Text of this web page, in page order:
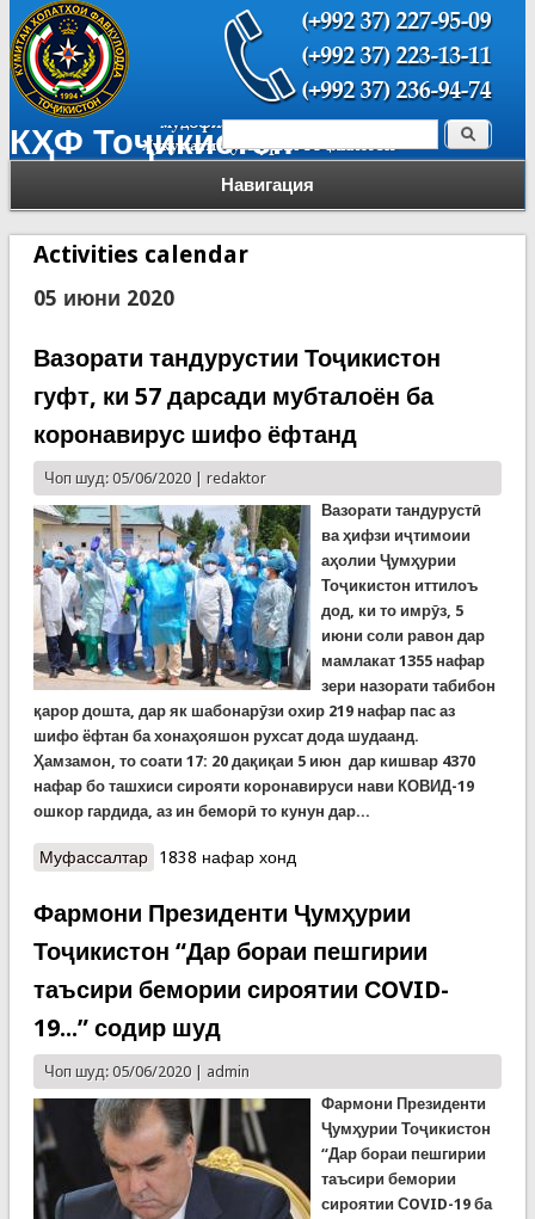
КҲФ Тоҷикистон
Навигация
Форма поиска Поиск
Activities calendar
05 июни 2020
Вазорати тандурустии Тоҷикистон
гуфт, ки 57 дарсади мубталоён ба
коронавирус шифо ёфтанд
Чоп шуд: 05/06/2020 | redaktor
Вазорати тандурустӣ
ва ҳифзи иҷтимоии
аҳолии Ҷумҳурии
Тоҷикистон иттилоъ
дод, ки то имрӯз, 5
июни соли равон дар
мамлакат 1355 нафар
зери назорати табибон
қарор дошта, дар як шабонарӯзи охир 219 нафар пас аз
шифо ёфтан ба хонаҳояшон рухсат дода шудаанд.
Ҳамзамон, то соати 17: 20 дақиқаи 5 июн дар кишвар 4370
нафар бо ташхиси сирояти коронавируси нави КОВИД-19
ошкор гардида, аз ин беморӣ то кунун дар...
Муфассалтаро Вазорати тандурустии Тоҷикистон гуфт, ки 57
ёфтанд
1838 нафар хонд
Фармони Президенти Ҷумҳурии
Тоҷикистон “Дар бораи пешгирии
таъсири бемории сироятии СOVID-
19...” содир шуд
Чоп шуд: 05/06/2020 | admin
Фармони Президенти
Ҷумҳурии Тоҷикистон
“Дар бораи пешгирии
таъсири бемории
сироятии СOVID-19 ба